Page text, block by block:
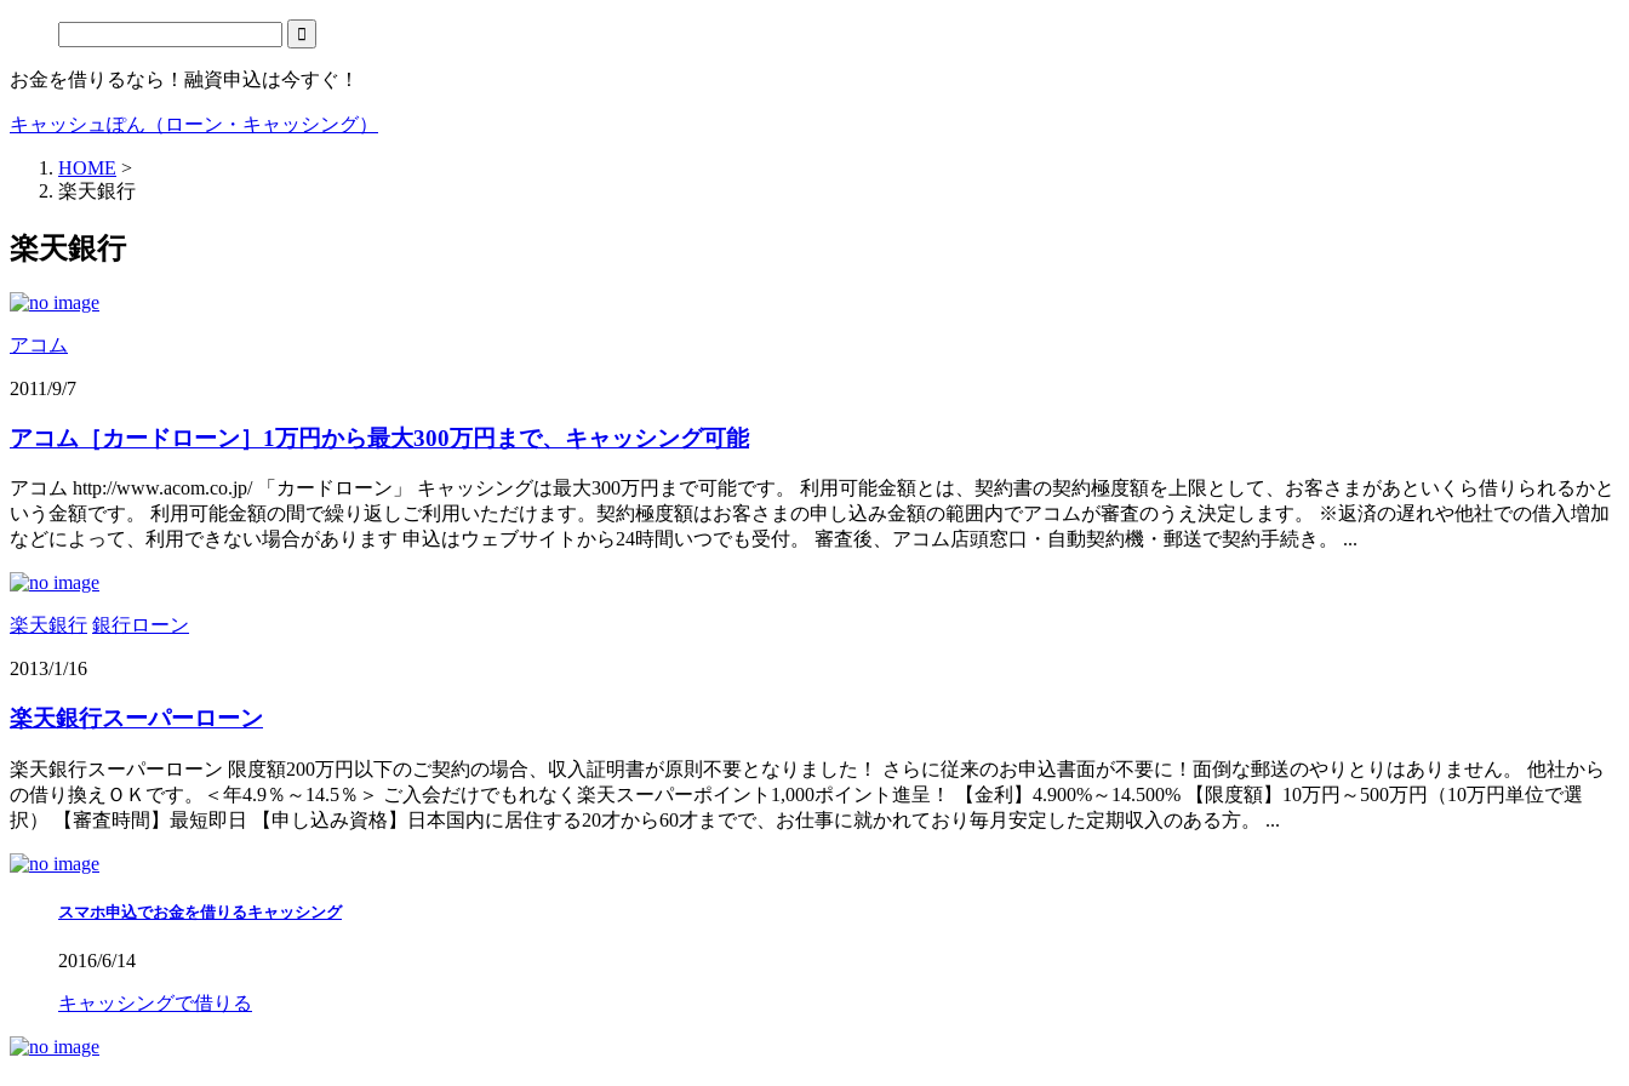
お金を借りるなら！融資申込は今すぐ！
キャッシュぽん（ローン・キャッシング）
HOME >
楽天銀行
楽天銀行
アコム
2011/9/7
アコム［カードローン］1万円から最大300万円まで、キャッシング可能
アコム http://www.acom.co.jp/ 「カードローン」 キャッシングは最大300万円まで可能です。 利用可能金額とは、契約書の契約極度額を上限として、お客さまがあといくら借りられるかと
いう金額です。 利用可能金額の間で繰り返しご利用いただけます。契約極度額はお客さまの申し込み金額の範囲内でアコムが審査のうえ決定します。 ※返済の遅れや他社での借入増加
などによって、利用できない場合があります 申込はウェブサイトから24時間いつでも受付。 審査後、アコム店頭窓口・自動契約機・郵送で契約手続き。 ...
楽天銀行 銀行ローン
2013/1/16
楽天銀行スーパーローン
楽天銀行スーパーローン 限度額200万円以下のご契約の場合、収入証明書が原則不要となりました！ さらに従来のお申込書面が不要に！面倒な郵送のやりとりはありません。 他社から
の借り換えＯＫです。＜年4.9％～14.5％＞ ご入会だけでもれなく楽天スーパーポイント1,000ポイント進呈！ 【金利】4.900%～14.500% 【限度額】10万円～500万円（10万円単位で選
択） 【審査時間】最短即日 【申し込み資格】日本国内に居住する20才から60才までで、お仕事に就かれており毎月安定した定期収入のある方。 ...
スマホ申込でお金を借りるキャッシング
2016/6/14
キャッシングで借りる